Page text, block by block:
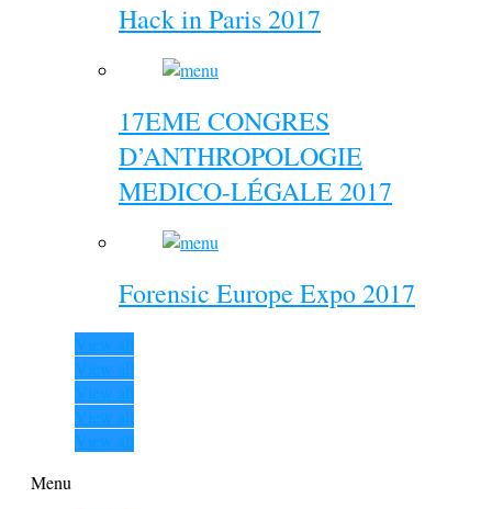
Hack in Paris 2017
17EME CONGRES
D’ANTHROPOLOGIE
MEDICO-LÉGALE 2017
Forensic Europe Expo 2017
View all
View all
View all
View all
View all
Menu